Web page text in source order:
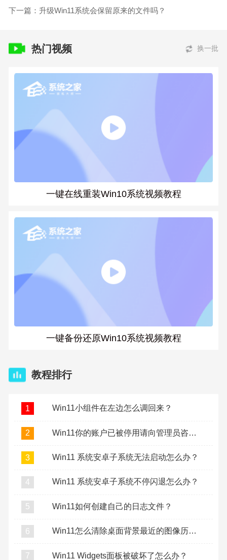
下一篇：升级Win11系统会保留原来的文件吗？
热门视频 换一批
一键在线重装Win10系统视频教程
一键备份还原Win10系统视频教程
教程排行
1 Win11小组件在左边怎么调回来？
2 Win11你的账户已被停用请向管理员咨询怎么办？
3 Win11 系统安卓子系统无法启动怎么办？
4 Win11 系统安卓子系统不停闪退怎么办？
5 Win11如何创建自己的日志文件？
6 Win11怎么清除桌面背景最近的图像历史记录？
7 Win11 Widgets面板被破坏了怎么办？